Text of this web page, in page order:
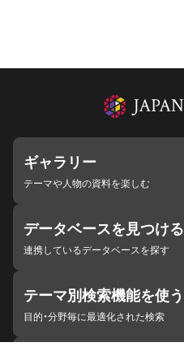
ギャラリー
テーマや人物の資料を楽しむ
データベースを見つける
連携しているデータベースを探す
テーマ別検索機能を使う
目的・分野毎に最適化された検索